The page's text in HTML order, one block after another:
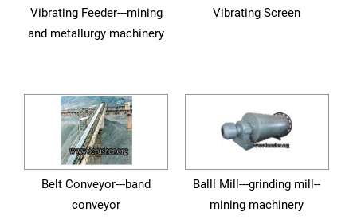
Vibrating Feeder---mining
and metallurgy machinery
Vibrating Screen
Belt Conveyor---band
conveyor
Balll Mill---grinding mill--
mining machinery